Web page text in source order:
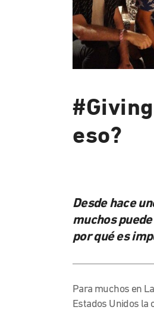
eso?
Desde hace
muchos
por qué es
Para muchos en
Estados Unidos la